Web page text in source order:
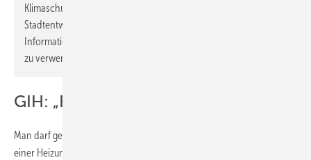
Klimaschutz und das Bundesministerium für Wohnen,
Stadtentwicklung und Bauwesen stellen bis zum 1. Januar 2024
Informationen zur Verfügung, die als Grundlage für die Beratung
zu verwenden sind.“
GIH: „Es gibt genügend Berater“
Man darf gespannt sein, ob der Zeitpunkt „Vor Einbau und Aufstellung
einer Heizungsanlage“ tatsächlich vom Gesetzgeber beschlossen